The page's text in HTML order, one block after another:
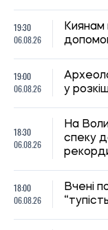
19:30
06.08.26
Киянам
19:00
06.08.26
у
18:30
06.08.26
На
спеку
18:00
06.08.26
Вчені